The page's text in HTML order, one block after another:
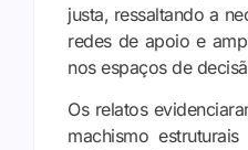
justa, ressaltando a
redes de apoio e
nos espaços de
Os relatos
machismo